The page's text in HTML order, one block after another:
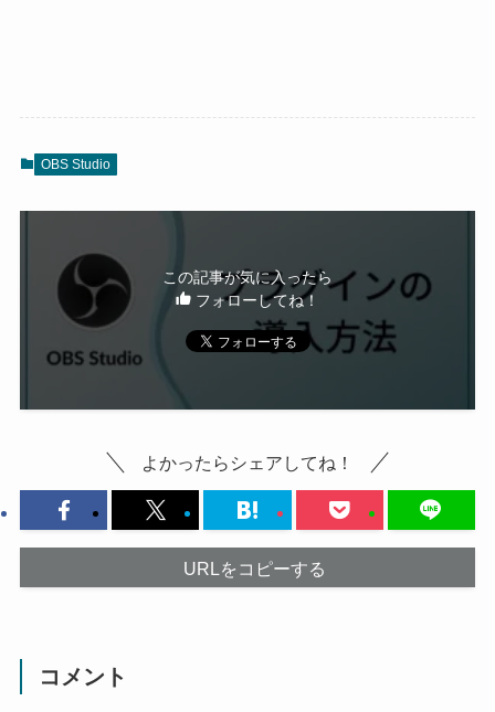
OBS Studio
この記事が気に入ったら
フォローしてね！
よかったらシェアしてね！
URLをコピーする
コメント